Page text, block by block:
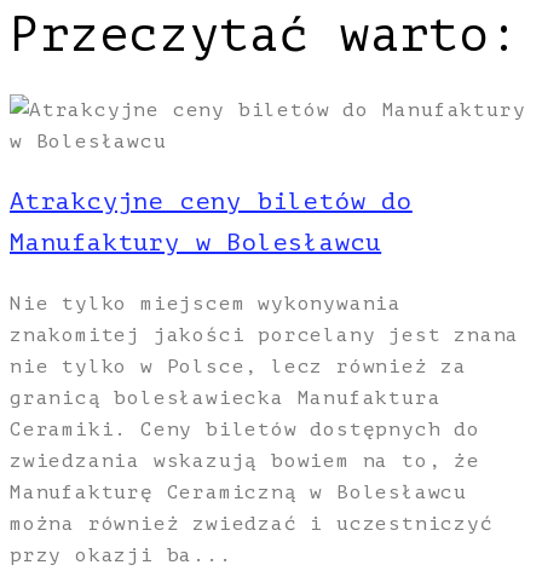
Przeczytać warto:
Atrakcyjne ceny biletów do
Manufaktury w Bolesławcu
Nie tylko miejscem wykonywania
znakomitej jakości porcelany jest znana
nie tylko w Polsce, lecz również za
granicą bolesławiecka Manufaktura
Ceramiki. Ceny biletów dostępnych do
zwiedzania wskazują bowiem na to, że
Manufakturę Ceramiczną w Bolesławcu
można również zwiedzać i uczestniczyć
przy okazji ba...